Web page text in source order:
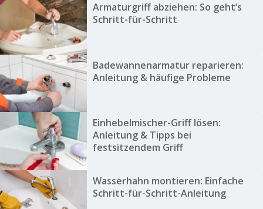
Armaturgriff abziehen: So geht’s
Schritt-für-Schritt
Badewannenarmatur reparieren:
Anleitung & häufige Probleme
Einhebelmischer-Griff lösen:
Anleitung & Tipps bei
festsitzendem Griff
Wasserhahn montieren: Einfache
Schritt-für-Schritt-Anleitung